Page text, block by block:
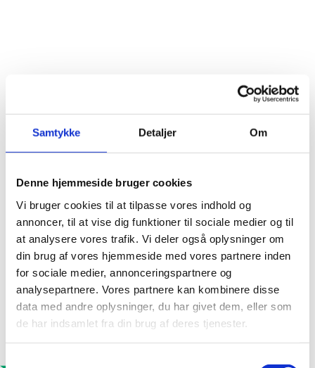
Samtykke Detaljer Om
Denne hjemmeside bruger cookies
Vi bruger cookies til at tilpasse vores indhold og
annoncer, til at vise dig funktioner til sociale medier og til
at analysere vores trafik. Vi deler også oplysninger om
din brug af vores hjemmeside med vores partnere inden
for sociale medier, annonceringspartnere og
analysepartnere. Vores partnere kan kombinere disse
data med andre oplysninger, du har givet dem, eller som
de har indsamlet fra din brug af deres tjenester.